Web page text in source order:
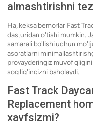
almashtirishni
Ha, keksa bemorlar Fast
dasturidan o'tishi mumkin.
samarali bo'lishi uchun
asoratlarni
provayderingiz
sog'lig'ingizni baholaydi.
Fast Track
Replacement
xavfsizmi?